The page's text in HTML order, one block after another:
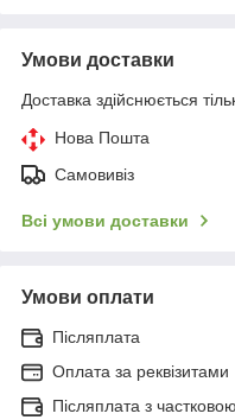
Умови доставки
Доставка здійснюється
Нова Пошта
Самовивіз
Всі умови доставки
Умови оплати
Післяплата
Оплата за реквізитами
Післяплата з